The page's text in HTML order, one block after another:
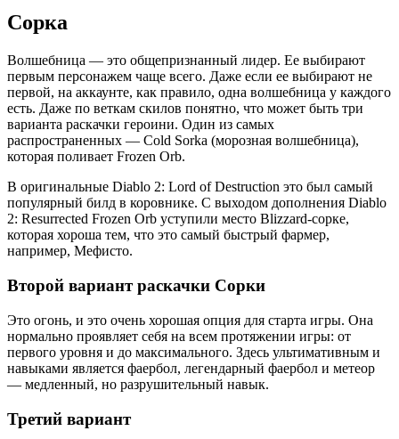
Сорка
Волшебница — это общепризнанный лидер. Ее выбирают
первым персонажем чаще всего. Даже если ее выбирают не
первой, на аккаунте, как правило, одна волшебница у каждого
есть. Даже по веткам скилов понятно, что может быть три
варианта раскачки героини. Один из самых
распространенных — Cold Sorka (морозная волшебница),
которая поливает Frozen Orb.
В оригинальные Diablo 2: Lord of Destruction это был самый
популярный билд в коровнике. С выходом дополнения Diablo
2: Resurrected Frozen Orb уступили место Blizzard-сорке,
которая хороша тем, что это самый быстрый фармер,
например, Мефисто.
Второй вариант раскачки Сорки
Это огонь, и это очень хорошая опция для старта игры. Она
нормально проявляет себя на всем протяжении игры: от
первого уровня и до максимального. Здесь ультимативным и
навыками является фаербол, легендарный фаербол и метеор
— медленный, но разрушительный навык.
Третий вариант